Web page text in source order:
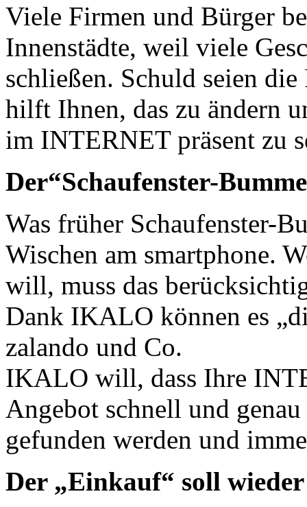
Viele Firmen und Bürger
Innenstädte, weil viele
schließen. Schuld seien die
hilft Ihnen, das zu ändern
im INTERNETpräsent zu
Der“Schaufenster-
Was früher Schaufenster-
Wischen am smartphone.
will, muss das
Dank IKALO können es
zalando und Co.
IKALO will, dass Ihre
Angebot schnell und
gefunden werden und
Der „Einkauf“ soll